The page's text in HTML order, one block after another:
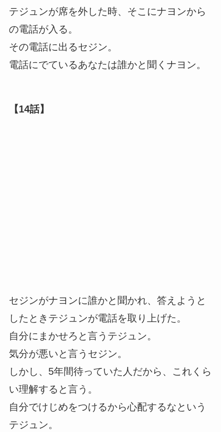
テジュンが席を外した時、そこにナヨンから
の電話が入る。
その電話に出るセジン。
電話にでているあなたは誰かと聞くナヨン。
【14話】
セジンがナヨンに誰かと聞かれ、答えようと
したときテジュンが電話を取り上げた。
自分にまかせろと言うテジュン。
気分が悪いと言うセジン。
しかし、5年間待っていた人だから、これくら
い理解すると言う。
自分でけじめをつけるから心配するなという
テジュン。